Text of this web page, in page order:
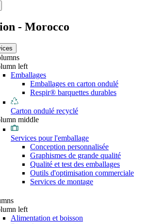
- Morocco
left
Emballages
Emballages en carton ondulé
Respir® barquettes durables
Carton ondulé recyclé
middle
Services pour l'emballage
Conception personnalisée
Graphismes de grande qualité
Qualité et test des emballages
Outils d'optimisation commerciale
Services de montage
left
Alimentation et boisson